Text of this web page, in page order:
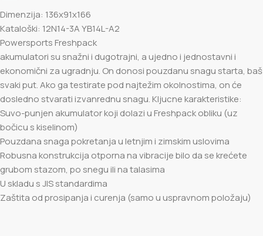
Dimenzija: 136x91x166
Kataloški: 12N14-3A YB14L-A2
Powersports Freshpack
akumulatori su snažni i dugotrajni, a ujedno i jednostavni i
ekonomični za ugradnju. On donosi pouzdanu snagu starta, baš
svaki put. Ako ga testirate pod najtežim okolnostima, on će
dosledno stvarati izvanrednu snagu. Kljucne karakteristike:
Suvo-punjen akumulator koji dolazi u Freshpack obliku (uz
bočicu s kiselinom)
Pouzdana snaga pokretanja u letnjim i zimskim uslovima
Robusna konstrukcija otporna na vibracije bilo da se krećete
grubom stazom, po snegu ili na talasima
U skladu s JIS standardima
Zaštita od prosipanja i curenja (samo u uspravnom položaju)